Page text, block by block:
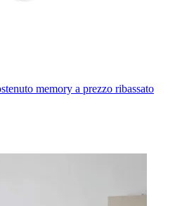
memory a prezzo ribassato